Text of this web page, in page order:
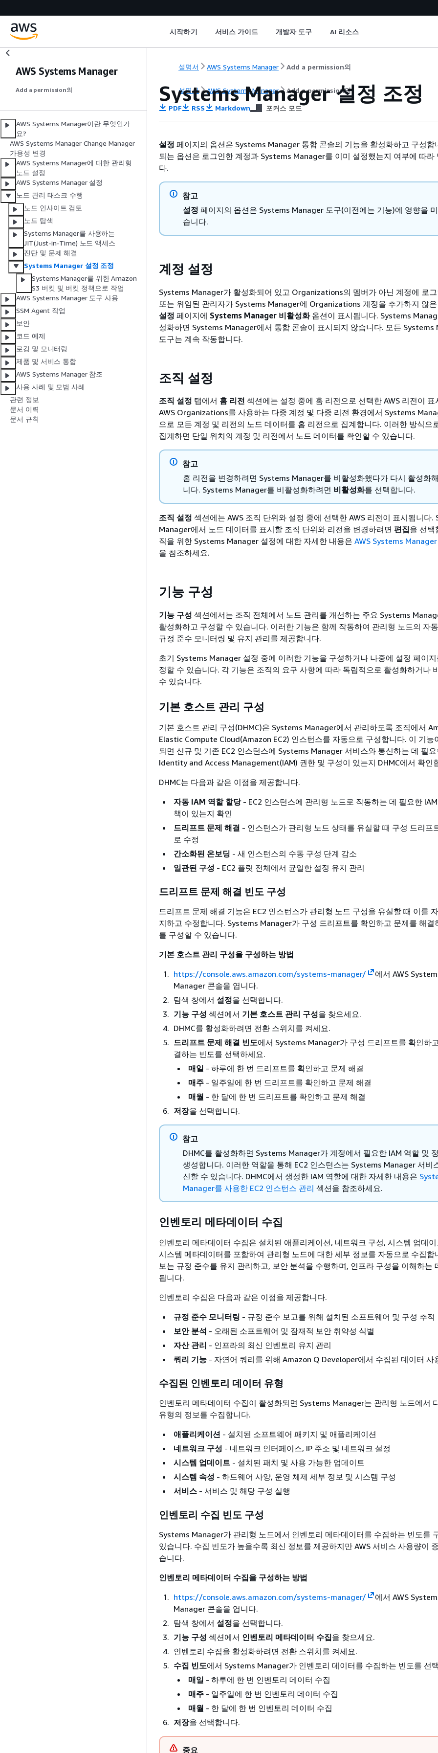
시작하기 서비스 가이드 개발자 도구 AI 리소스
AWS Systems Manager
Add a permission의
AWS Systems Manager이란 무엇인가
요?
AWS Systems Manager Change Manager
가용성 변경
AWS Systems Manager에 대한 관리형
노드 설정
AWS Systems Manager 설정
노드 관리 태스크 수행
노드 인사이트 검토
노드 탐색
Systems Manager를 사용하는
JIT(Just-in-Time) 노드 액세스
진단 및 문제 해결
Systems Manager 설정 조정
Systems Manager를 위한 Amazon
S3 버킷 및 버킷 정책으로 작업
AWS Systems Manager 도구 사용
SSM Agent 작업
보안
코드 예제
로깅 및 모니터링
제품 및 서비스 통합
AWS Systems Manager 참조
사용 사례 및 모범 사례
관련 정보
문서 이력
문서 규칙
설명서 AWS Systems Manager Add a permission의
설명서 AWS Systems Manager Add a permission의
Systems Manager 설정 조정
PDF RSS Markdown 포커스 모드
설정 페이지의 옵션은 Systems Manager 통합 콘솔의 기능을 활성화하고 구성합
되는 옵션은 로그인한 계정과 Systems Manager를 이미 설정했는지 여부에 따라
다.
참고
설정 페이지의 옵션은 Systems Manager 도구(이전에는 기능)에 영향을
습니다.
계정 설정
Systems Manager가 활성화되어 있고 Organizations의 멤버가 아닌 계정에 로
또는 위임된 관리자가 Systems Manager에 Organizations 계정을 추가하지 않
설정 페이지에 Systems Manager 비활성화옵션이 표시됩니다. Systems
성화하면 Systems Manager에서 통합 콘솔이 표시되지 않습니다. 모든 Systems
도구는 계속 작동합니다.
조직 설정
조직 설정 탭에서 홈 리전 섹션에는 설정 중에 홈 리전으로 선택한 AWS 리전이 표
AWS Organizations를 사용하는 다중 계정 및 다중 리전 환경에서 Systems
으로 모든 계정 및 리전의 노드 데이터를 홈 리전으로 집계합니다. 이러한 방식으
집계하면 단일 위치의 계정 및 리전에서 노드 데이터를 확인할 수 있습니다.
참고
홈 리전을 변경하려면 Systems Manager를 비활성화했다가 다시 활성화
니다. Systems Manager를 비활성화하려면 비활성화를 선택합니다.
조직 설정 섹션에는 AWS 조직 단위와 설정 중에 선택한 AWS 리전이 표시됩니다.
Manager에서 노드 데이터를 표시할 조직 단위와 리전을 변경하려면 편집을 선택
직을 위한 Systems Manager 설정에 대한 자세한 내용은 AWS Systems
을 참조하세요.
기능 구성
기능 구성 섹션에서는 조직 전체에서 노드 관리를 개선하는 주요 Systems
활성화하고 구성할 수 있습니다. 이러한 기능은 함께 작동하여 관리형 노드의 자
규정 준수 모니터링 및 유지 관리를 제공합니다.
초기 Systems Manager 설정 중에 이러한 기능을 구성하거나 나중에 설정 페이
정할 수 있습니다. 각 기능은 조직의 요구 사항에 따라 독립적으로 활성화하거나
수 있습니다.
기본 호스트 관리 구성
기본 호스트 관리 구성(DHMC)은 Systems Manager에서 관리하도록 조직에서
Elastic Compute Cloud(Amazon EC2) 인스턴스를 자동으로 구성합니다. 이 기능
되면 신규 및 기존 EC2 인스턴스에 Systems Manager 서비스와 통신하는 데 필요
Identity and Access Management(IAM) 권한 및 구성이 있는지 DHMC에서 확인
DHMC는 다음과 같은 이점을 제공합니다.
자동 IAM 역할 할당- EC2 인스턴스에 관리형 노드로 작동하는 데 필요한
책이 있는지 확인
드리프트 문제 해결 - 인스턴스가 관리형 노드 상태를 유실할 때 구성 드리프
로 수정
간소화된 온보딩 - 새 인스턴스의 수동 구성 단계 감소
일관된 구성 - EC2 플릿 전체에서 균일한 설정 유지 관리
드리프트 문제 해결 빈도 구성
드리프트 문제 해결 기능은 EC2 인스턴스가 관리형 노드 구성을 유실할 때 이를
지하고 수정합니다. Systems Manager가 구성 드리프트를 확인하고 문제를 해결
를 구성할 수 있습니다.
기본 호스트 관리 구성을 구성하는 방법
https://console.aws.amazon.com/systems-manager/
에서 AWS
Manager 콘솔을 엽니다.
탐색 창에서 설정을 선택합니다.
기능 구성 섹션에서 기본 호스트 관리 구성을 찾으세요.
DHMC를 활성화하려면 전환 스위치를 켜세요.
드리프트 문제 해결 빈도에서 Systems Manager가 구성 드리프트를 확인하
결하는 빈도를 선택하세요.
매일 - 하루에 한 번 드리프트를 확인하고 문제 해결
매주 - 일주일에 한 번 드리프트를 확인하고 문제 해결
매월 - 한 달에 한 번 드리프트를 확인하고 문제 해결
저장을 선택합니다.
참고
DHMC를 활성화하면 Systems Manager가 계정에서 필요한 IAM 역할 및
생성합니다. 이러한 역할을 통해 EC2 인스턴스는 Systems Manager 서비
신할 수 있습니다. DHMC에서 생성한 IAM 역할에 대한 자세한 내용은
Manager를 사용한 EC2 인스턴스 관리 섹션을 참조하세요.
인벤토리 메타데이터 수집
인벤토리 메타데이터 수집은 설치된 애플리케이션, 네트워크 구성, 시스템 업데
시스템 메타데이터를 포함하여 관리형 노드에 대한 세부 정보를 자동으로 수집합
보는 규정 준수를 유지 관리하고, 보안 분석을 수행하며, 인프라 구성을 이해하는
됩니다.
인벤토리 수집은 다음과 같은 이점을 제공합니다.
규정 준수 모니터링 - 규정 준수 보고를 위해 설치된 소프트웨어 및 구성 추적
보안 분석 - 오래된 소프트웨어 및 잠재적 보안 취약성 식별
자산 관리 - 인프라의 최신 인벤토리 유지 관리
쿼리 기능 - 자연어 쿼리를 위해 Amazon Q Developer에서 수집된 데이터 사
수집된 인벤토리 데이터 유형
인벤토리 메타데이터 수집이 활성화되면 Systems Manager는 관리형 노드에서
유형의 정보를 수집합니다.
애플리케이션 - 설치된 소프트웨어 패키지 및 애플리케이션
네트워크 구성 - 네트워크 인터페이스, IP 주소 및 네트워크 설정
시스템 업데이트 - 설치된 패치 및 사용 가능한 업데이트
시스템 속성 - 하드웨어 사양, 운영 체제 세부 정보 및 시스템 구성
서비스 - 서비스 및 해당 구성 실행
인벤토리 수집 빈도 구성
Systems Manager가 관리형 노드에서 인벤토리 메타데이터를 수집하는 빈도를
있습니다. 수집 빈도가 높을수록 최신 정보를 제공하지만 AWS 서비스 사용량이
습니다.
인벤토리 메타데이터 수집을 구성하는 방법
https://console.aws.amazon.com/systems-manager/
에서 AWS
Manager 콘솔을 엽니다.
탐색 창에서 설정을 선택합니다.
기능 구성 섹션에서 인벤토리 메타데이터 수집을 찾으세요.
인벤토리 수집을 활성화하려면 전환 스위치를 켜세요.
수집 빈도에서 Systems Manager가 인벤토리 데이터를 수집하는 빈도를 선
매일 - 하루에 한 번 인벤토리 데이터 수집
매주 - 일주일에 한 번 인벤토리 데이터 수집
매월 - 한 달에 한 번 인벤토리 데이터 수집
저장을 선택합니다.
중요